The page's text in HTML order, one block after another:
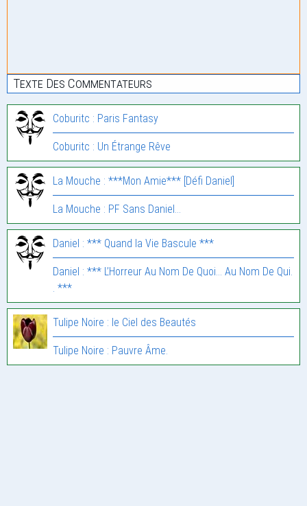
Texte Des Commentateurs
Coburitc : Paris Fantasy
Coburitc : Un Étrange Rêve
La Mouche : ***Mon Amie*** [Défi Daniel]
La Mouche : PF Sans Daniel…
Daniel : *** Quand la Vie Bascule ***
Daniel : *** L’Horreur Au Nom De Quoi… Au Nom De Qui.
. ***
Tulipe Noire : le Ciel des Beautés
Tulipe Noire : Pauvre Âme.